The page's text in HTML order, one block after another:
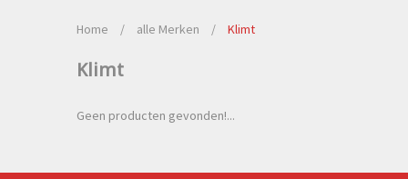
Home / alle Merken / Klimt
Klimt
Geen producten gevonden!...